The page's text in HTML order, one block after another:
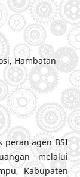
Hambatan
peran agen BSI
melalui
Kabupaten